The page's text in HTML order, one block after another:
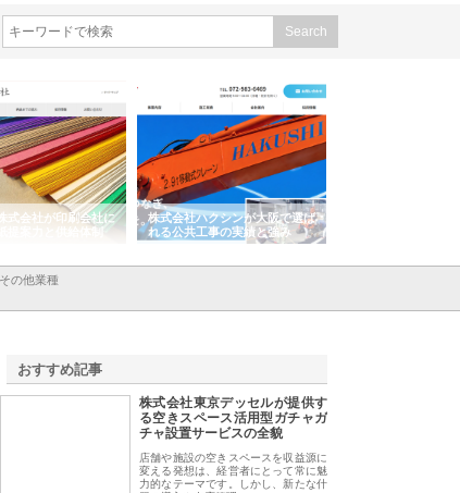
式会社が印刷会社に
提案力と供給体制
株式会社ハクシンが大阪で選ば
れる公共工事の実績と強み
その他業種
おすすめ記事
株式会社東京デッセルが提供す
る空きスペース活用型ガチャガ
チャ設置サービスの全貌
店舗や施設の空きスペースを収益源に
変える発想は、経営者にとって常に魅
力的なテーマです。しかし、新たな什